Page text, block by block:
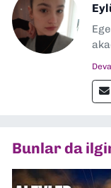
Bunlar da